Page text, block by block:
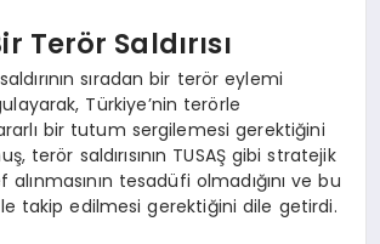
Terör Saldırısı
sıradan bir terör eylemi
Türkiye’nin terörle
bir tutum sergilemesi gerektiğini
terör saldırısının TUSAŞ gibi stratejik
tesadüfi olmadığını ve bu
takip edilmesi gerektiğini dile getirdi.